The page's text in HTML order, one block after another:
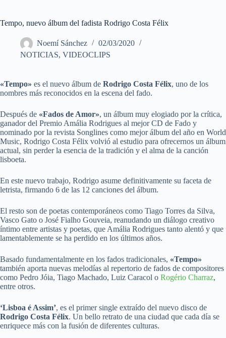
Tempo, nuevo álbum del fadista Rodrigo Costa Félix
Noemí Sánchez
02/03/2020
NOTICIAS, VIDEOCLIPS
«Tempo» es el nuevo álbum de Rodrigo Costa Félix, uno de los
nombres más reconocidos en la escena del fado.
Después de «Fados de Amor», un álbum muy elogiado por la crítica,
ganador del Premio Amália Rodrigues al mejor CD de Fado y
nominado por la revista Songlines como mejor álbum del año en World
Music, Rodrigo Costa Félix volvió al estudio para ofrecernos un álbum
actual, sin perder la esencia de la tradición y el alma de la canción
lisboeta.
En este nuevo trabajo, Rodrigo asume definitivamente su faceta de
letrista, firmando 6 de las 12 canciones del álbum.
El resto son de poetas contemporáneos como Tiago Torres da Silva,
Vasco Gato o José Fialho Gouveia, reanudando un diálogo creativo
íntimo entre artistas y poetas, que Amália Rodrigues tanto alentó y que
lamentablemente se ha perdido en los últimos años.
Basado fundamentalmente en los fados tradicionales, «Tempo»
también aporta nuevas melodías al repertorio de fados de compositores
como Pedro Jóia, Tiago Machado, Luiz Caracol o Rogério Charraz,
entre otros.
‘Lisboa é Assim’, es el primer single extraído del nuevo disco de
Rodrigo Costa Félix. Un bello retrato de una ciudad que cada día se
enriquece más con la fusión de diferentes culturas.